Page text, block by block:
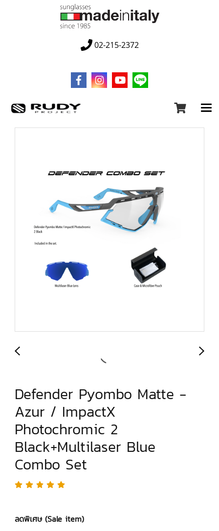
02-215-2372
Defender Pyombo Matte -
Azur / ImpactX
Photochromic 2
Black+Multilaser Blue
Combo Set
ลดพิเศษ (Sale item)